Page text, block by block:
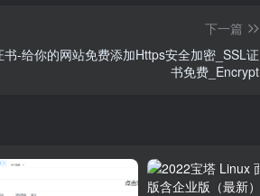
下一篇
书-给你的网站免费添加Https安全加密_SSL证
书免费_Encrypt